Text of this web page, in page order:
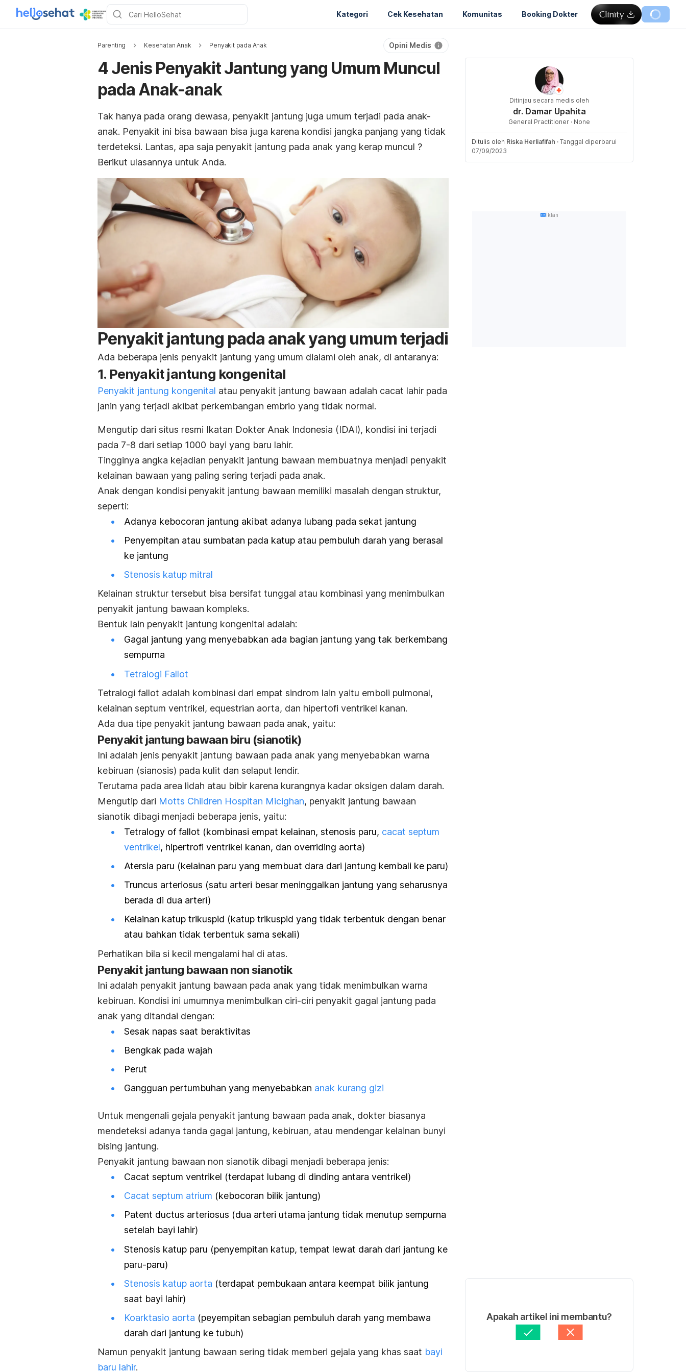
Kategori Cek Kesehatan Komunitas Booking Dokter
Parenting Kesehatan Anak Penyakit pada Anak Opini Medis
4 Jenis Penyakit Jantung yang Umum Muncul
pada Anak-anak
Tak hanya pada orang dewasa, penyakit jantung juga umum terjadi pada anak-
anak. Penyakit ini bisa bawaan bisa juga karena kondisi jangka panjang yang tidak
terdeteksi. Lantas, apa saja penyakit jantung pada anak yang kerap muncul ?
Berikut ulasannya untuk Anda.
Penyakit jantung pada anak yang umum terjadi
Ada beberapa jenis penyakit jantung yang umum dialami oleh anak, di antaranya:
1. Penyakit jantung kongenital
Penyakit jantung kongenital atau penyakit jantung bawaan adalah cacat lahir pada
janin yang terjadi akibat perkembangan embrio yang tidak normal.
Mengutip dari situs resmi Ikatan Dokter Anak Indonesia (IDAI), kondisi ini terjadi
pada 7-8 dari setiap 1000 bayi yang baru lahir.
Tingginya angka kejadian penyakit jantung bawaan membuatnya menjadi penyakit
kelainan bawaan yang paling sering terjadi pada anak.
Anak dengan kondisi penyakit jantung bawaan memiliki masalah dengan struktur,
seperti:
Adanya kebocoran jantung akibat adanya lubang pada sekat jantung
Penyempitan atau sumbatan pada katup atau pembuluh darah yang berasal
ke jantung
Stenosis katup mitral
Kelainan struktur tersebut bisa bersifat tunggal atau kombinasi yang menimbulkan
penyakit jantung bawaan kompleks.
Bentuk lain penyakit jantung kongenital adalah:
Gagal jantung yang menyebabkan ada bagian jantung yang tak berkembang
sempurna
Tetralogi Fallot
Tetralogi fallot adalah kombinasi dari empat sindrom lain yaitu emboli pulmonal,
kelainan septum ventrikel, equestrian aorta, dan hipertofi ventrikel kanan.
Ada dua tipe penyakit jantung bawaan pada anak, yaitu:
Penyakit jantung bawaan biru (sianotik)
Ini adalah jenis penyakit jantung bawaan pada anak yang menyebabkan warna
kebiruan (sianosis) pada kulit dan selaput lendir.
Terutama pada area lidah atau bibir karena kurangnya kadar oksigen dalam darah.
Mengutip dari Motts Children Hospitan Micighan, penyakit jantung bawaan
sianotik dibagi menjadi beberapa jenis, yaitu:
Tetralogy of fallot (kombinasi empat kelainan, stenosis paru, cacat septum
ventrikel, hipertrofi ventrikel kanan, dan overriding aorta)
Atersia paru (kelainan paru yang membuat dara dari jantung kembali ke paru)
Truncus arteriosus (satu arteri besar meninggalkan jantung yang seharusnya
berada di dua arteri)
Kelainan katup trikuspid (katup trikuspid yang tidak terbentuk dengan benar
atau bahkan tidak terbentuk sama sekali)
Perhatikan bila si kecil mengalami hal di atas.
Penyakit jantung bawaan non sianotik
Ini adalah penyakit jantung bawaan pada anak yang tidak menimbulkan warna
kebiruan. Kondisi ini umumnya menimbulkan ciri-ciri penyakit gagal jantung pada
anak yang ditandai dengan:
Sesak napas saat beraktivitas
Bengkak pada wajah
Perut
Gangguan pertumbuhan yang menyebabkan anak kurang gizi
Untuk mengenali gejala penyakit jantung bawaan pada anak, dokter biasanya
mendeteksi adanya tanda gagal jantung, kebiruan, atau mendengar kelainan bunyi
bising jantung.
Penyakit jantung bawaan non sianotik dibagi menjadi beberapa jenis:
Cacat septum ventrikel (terdapat lubang di dinding antara ventrikel)
Cacat septum atrium (kebocoran bilik jantung)
Patent ductus arteriosus (dua arteri utama jantung tidak menutup sempurna
setelah bayi lahir)
Stenosis katup paru (penyempitan katup, tempat lewat darah dari jantung ke
paru-paru)
Stenosis katup aorta (terdapat pembukaan antara keempat bilik jantung
saat bayi lahir)
Koarktasio aorta (peyempitan sebagian pembuluh darah yang membawa
darah dari jantung ke tubuh)
Namun penyakit jantung bawaan sering tidak memberi gejala yang khas saat bayi
baru lahir.
Ditinjau secara medis oleh
dr. Damar Upahita
General Practitioner · None
Ditulis oleh Riska Herliafifah · Tanggal diperbarui
07/09/2023
Iklan
Apakah artikel ini membantu?